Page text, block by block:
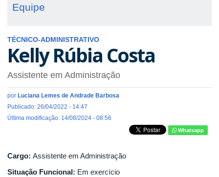
Equipe
TÉCNICO-ADMINISTRATIVO
Kelly Rúbia Costa
Assistente em Administração
por Luciana Lemes de Andrade Barbosa
Publicado: 26/04/2022 - 14:47
Última modificação: 14/08/2024 - 08:56
Whatsapp
Cargo: Assistente em Administração
Situação Funcional: Em exercício